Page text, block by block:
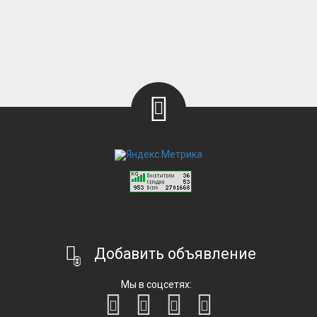
Добавить объявление
Мы в соцсетях: